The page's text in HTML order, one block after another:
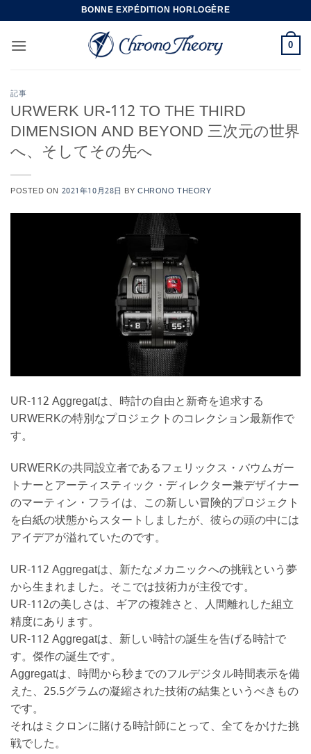
to
content
BONNE EXPÉDITION HORLOGÈRE
0
記事
URWERK UR-112 TO THE THIRD
DIMENSION AND BEYOND 三次元の世界
へ、そしてその先へ
POSTED ON 2021年10月28日 BYCHRONO THEORY
UR-112 Aggregatは、時計の自由と新奇を追求する
URWERKの特別なプロジェクトのコレクション最新作で
す。
URWERKの共同設立者であるフェリックス・バウムガー
トナーとアーティスティック・ディレクター兼デザイナー
のマーティン・フライは、この新しい冒険的プロジェクト
を白紙の状態からスタートしましたが、彼らの頭の中には
アイデアが溢れていたのです。
UR-112 Aggregatは、新たなメカニックへの挑戦という夢
から生まれました。そこでは技術力が主役です。
UR-112の美しさは、ギアの複雑さと、人間離れした組立
精度にあります。
UR-112 Aggregatは、新しい時計の誕生を告げる時計で
す。傑作の誕生です。
Aggregatは、時間から秒までのフルデジタル時間表示を備
えた、25.5グラムの凝縮された技術の結集というべきもの
です。
それはミクロンに賭ける時計師にとって、全てをかけた挑
戦でした。